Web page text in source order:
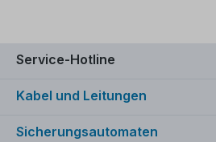
Service-Hotline
Kabel und Leitungen
Sicherungsautomaten